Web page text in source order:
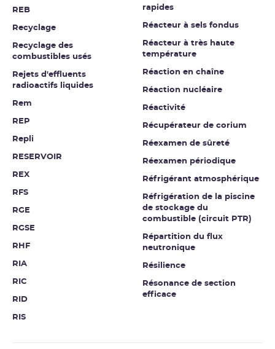
REB
Recyclage
Recyclage des
combustibles usés
Rejets d'effluents
radioactifs liquides
Rem
REP
Repli
RESERVOIR
REX
RFS
RGE
RGSE
RHF
RIA
RIC
RID
RIS
rapides
Réacteur à sels fondus
Réacteur à très haute
température
Réaction en chaîne
Réaction nucléaire
Réactivité
Récupérateur de corium
Réexamen de sûreté
Réexamen périodique
Réfrigérant atmosphérique
Réfrigération de la piscine
de stockage du
combustible (circuit PTR)
Répartition du flux
neutronique
Résilience
Résonance de section
efficace